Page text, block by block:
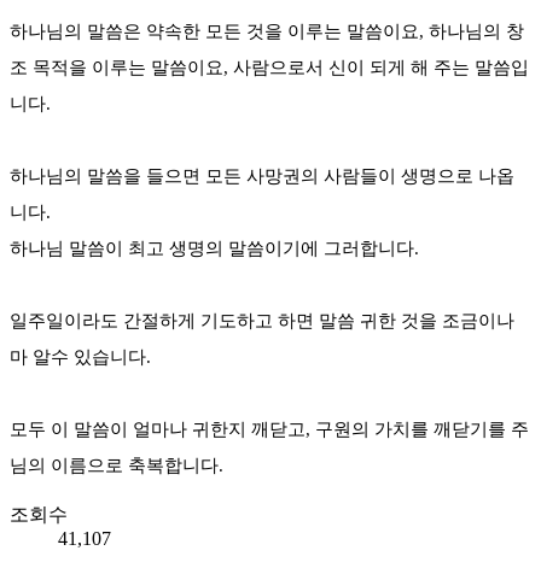
하나님의 말씀은 약속한 모든 것을 이루는 말씀이요, 하나님의 창
조 목적을 이루는 말씀이요, 사람으로서 신이 되게 해 주는 말씀입
니다.
하나님의 말씀을 들으면 모든 사망권의 사람들이 생명으로 나옵
니다.
하나님 말씀이 최고 생명의 말씀이기에 그러합니다.
일주일이라도 간절하게 기도하고 하면 말씀 귀한 것을 조금이나
마 알수 있습니다.
모두 이 말씀이 얼마나 귀한지 깨닫고, 구원의 가치를 깨닫기를 주
님의 이름으로 축복합니다.
조회수
41,107